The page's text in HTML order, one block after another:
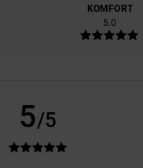
KOMFORT
5.0
5/5